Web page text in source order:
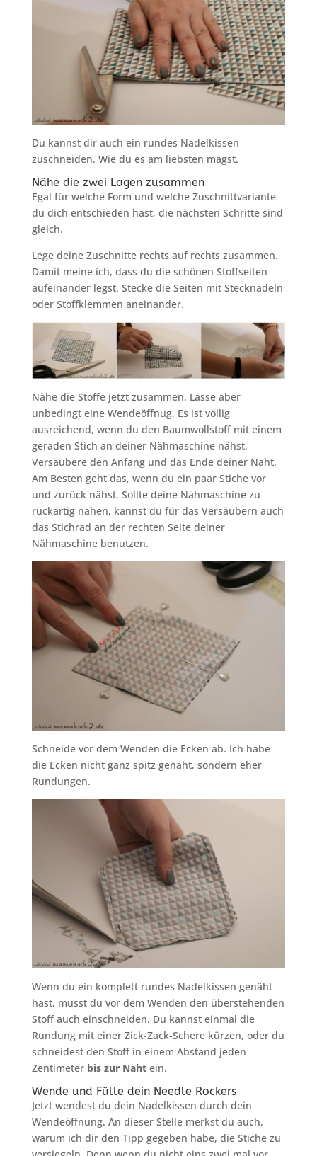
Du kannst dir auch ein rundes Nadelkissen
zuschneiden. Wie du es am liebsten magst.
Nähe die zwei Lagen zusammen
Egal für welche Form und welche Zuschnittvariante
du dich entschieden hast, die nächsten Schritte sind
gleich.
Lege deine Zuschnitte rechts auf rechts zusammen.
Damit meine ich, dass du die schönen Stoffseiten
aufeinander legst. Stecke die Seiten mit Stecknadeln
oder Stoffklemmen aneinander.
Nähe die Stoffe jetzt zusammen. Lasse aber
unbedingt eine Wendeöffnug. Es ist völlig
ausreichend, wenn du den Baumwollstoff mit einem
geraden Stich an deiner Nähmaschine nähst.
Versäubere den Anfang und das Ende deiner Naht.
Am Besten geht das, wenn du ein paar Stiche vor
und zurück nähst. Sollte deine Nähmaschine zu
ruckartig nähen, kannst du für das Versäubern auch
das Stichrad an der rechten Seite deiner
Nähmaschine benutzen.
Schneide vor dem Wenden die Ecken ab. Ich habe
die Ecken nicht ganz spitz genäht, sondern eher
Rundungen.
Wenn du ein komplett rundes Nadelkissen genäht
hast, musst du vor dem Wenden den überstehenden
Stoff auch einschneiden. Du kannst einmal die
Rundung mit einer Zick-Zack-Schere kürzen, oder du
schneidest den Stoff in einem Abstand jeden
Zentimeter bis zur Nahtein.
Wende und Fülle dein Needle Rockers
Jetzt wendest du dein Nadelkissen durch dein
Wendeöffnung. An dieser Stelle merkst du auch,
warum ich dir den Tipp gegeben habe, die Stiche zu